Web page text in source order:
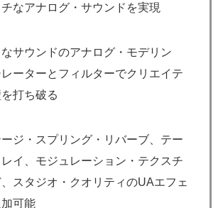
なアナログ・サウンドを実現
サウンドのアナログ・モデリン
ーターとフィルターでクリエイテ
打ち破る
ジ・スプリング・リバーブ、テー
イ、モジュレーション・テクスチ
スタジオ・クオリティのUAエフェ
可能